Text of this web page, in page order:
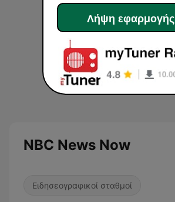
NBC News Now
Ειδησεογραφικοί σταθμοί
Λήψη εφαρμογής